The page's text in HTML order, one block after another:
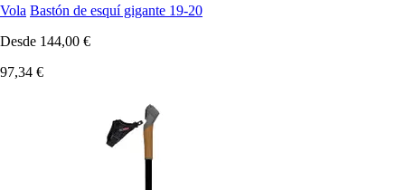
Vola Bastón de esquí gigante 19-20
Desde 144,00 €
97,34 €